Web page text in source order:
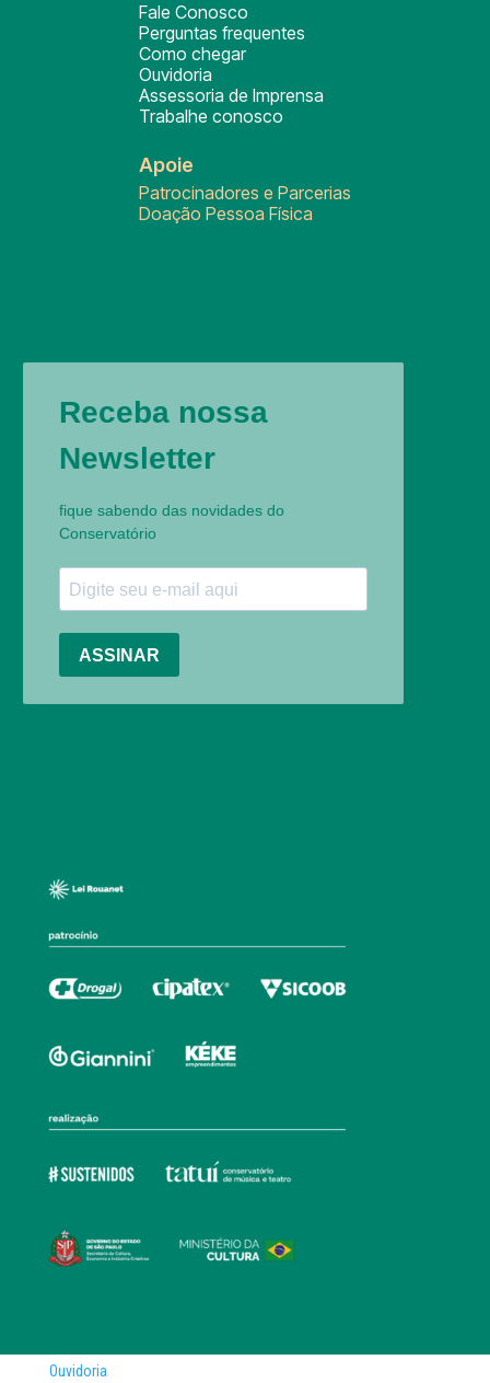
Fale Conosco
Perguntas frequentes
Como chegar
Ouvidoria
Assessoria de Imprensa
Trabalhe conosco
Apoie
Patrocinadores e Parcerias
Doação Pessoa Física
Ouvidoria